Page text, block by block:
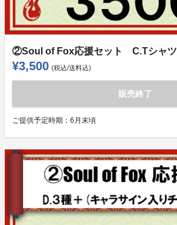
②Soul of Fox応援セット C.Tシャツ
¥3,500 (税込/送料込)
販売終了
ご提供予定時期： 6月末頃